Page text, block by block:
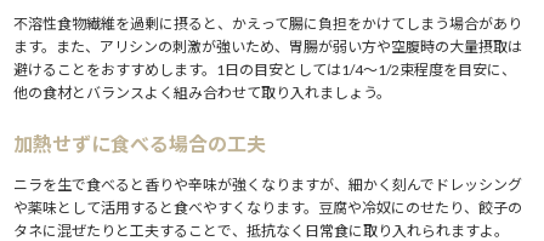
不溶性食物繊維を過剰に摂ると、かえって腸に負担をかけてしまう場合があり
ます。また、アリシンの刺激が強いため、胃腸が弱い方や空腹時の大量摂取は
避けることをおすすめします。1日の目安としては1/4〜1/2束程度を目安に、
他の食材とバランスよく組み合わせて取り入れましょう。
加熱せずに食べる場合の工夫
ニラを生で食べると香りや辛味が強くなりますが、細かく刻んでドレッシング
や薬味として活用すると食べやすくなります。豆腐や冷奴にのせたり、餃子の
タネに混ぜたりと工夫することで、抵抗なく日常食に取り入れられますよ。